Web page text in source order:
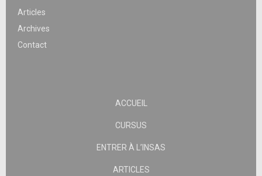
Articles
Archives
Contact
ACCUEIL
CURSUS
ENTRER À L’INSAS
ARTICLES